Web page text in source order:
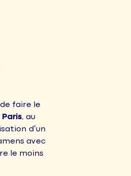
faire le
Paris, au
d’un
avec
le moins